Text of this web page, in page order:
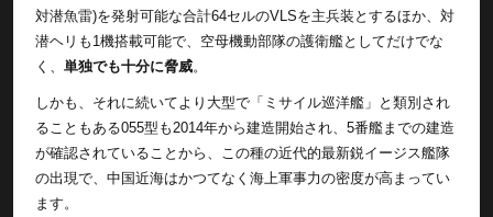
対潜魚雷)を発射可能な合計64セルのVLSを主兵装とするほか、対
潜ヘリも1機搭載可能で、空母機動部隊の護衛艦としてだけでな
く、 単独でも十分に脅威。
しかも、それに続いてより大型で「ミサイル巡洋艦」と類別され
ることもある055型も2014年から建造開始され、5番艦までの建造
が確認されていることから、この種の近代的最新鋭イージス艦隊
の出現で、中国近海はかつてなく海上軍事力の密度が高まってい
ます。